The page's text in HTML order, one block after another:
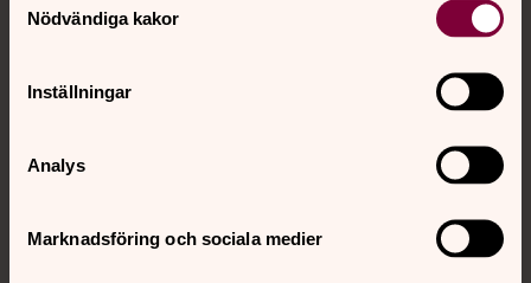
Nödvändiga kakor
Inställningar
Analys
Marknadsföring och sociala medier
Sociala kanaler